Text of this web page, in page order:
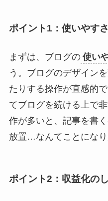
ポイント1：使いやす
まずは、ブログの 使い
う。ブログのデザイン
たりする操作が直感的
てブログを続ける上で
作が多いと、記事を書
放置…なんてことになり
ポイント2：収益化の